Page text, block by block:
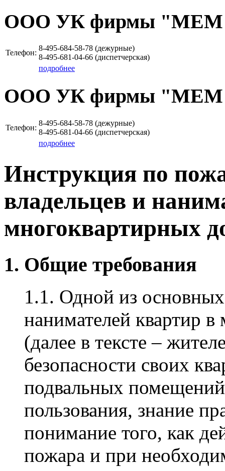
ООО УК фирмы
Телефон:
8-495-684-58-78 (дежурные)
8-495-681-04-66 (диспетчерская)
подробнее
ООО УК фирмы
Телефон:
8-495-684-58-78 (дежурные)
8-495-681-04-66 (диспетчерская)
подробнее
Инструкция по
владельцев и
многоквартирных
1. Общие требования
1.1. Одной из основных
нанимателей квартир
(далее в тексте –
безопасности своих
подвальных
пользования, знание
понимание того, как
пожара и при